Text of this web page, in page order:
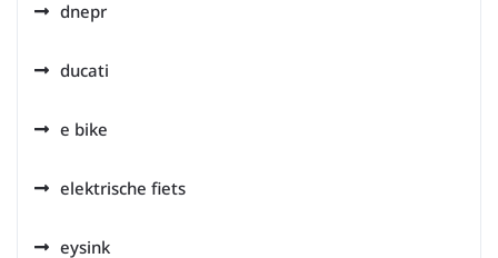
dnepr
ducati
e bike
elektrische fiets
eysink